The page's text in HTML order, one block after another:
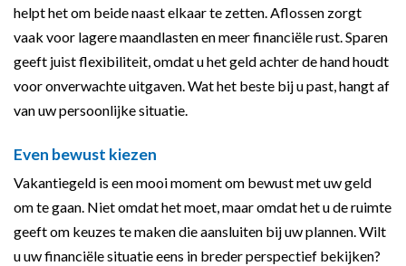
helpt het om beide naast elkaar te zetten. Aflossen zorgt
vaak voor lagere maandlasten en meer financiële rust. Sparen
geeft juist flexibiliteit, omdat u het geld achter de hand houdt
voor onverwachte uitgaven. Wat het beste bij u past, hangt af
van uw persoonlijke situatie.
Even bewust kiezen
Vakantiegeld is een mooi moment om bewust met uw geld
om te gaan. Niet omdat het moet, maar omdat het u de ruimte
geeft om keuzes te maken die aansluiten bij uw plannen. Wilt
u uw financiële situatie eens in breder perspectief bekijken?